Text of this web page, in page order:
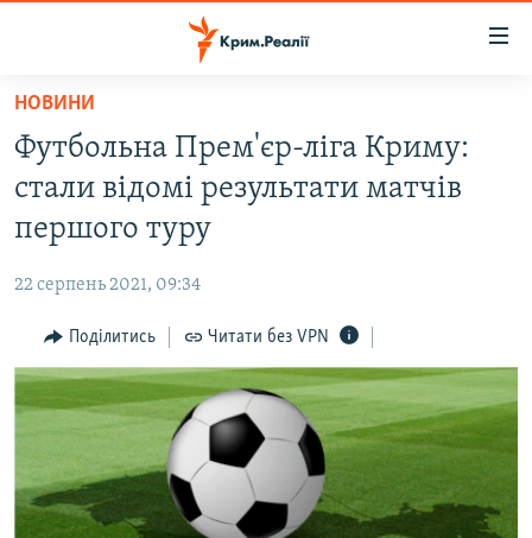
Перейти
основного
матеріалу
до
основної
навігації
Перейти
до
пошуку
НОВИНИ
ВОДА.КРИМ
БЛОГИ
ПОГЛЯД
ІНТЕРВ'Ю
ВСЕ ЗА ДЕНЬ
СПЕЦПРОЕКТИ
ДЕПОРТАЦІЯ
ЯК ОБІЙТИ БЛОКУВАННЯ
НОВИНИ
Футбольна Прем'єр-ліга Криму:
стали відомі результати матчів
першого туру
22 серпень 2021, 09:34
Поділитись Читати без VPN